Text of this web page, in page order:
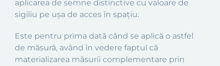
aplicarea de semne distinctive cu valoare de
sigiliu pe ușa de acces în spațiu.
Este pentru prima dată când se aplică o astfel
de măsură, având în vedere faptul că
materializarea măsurii complementare prin